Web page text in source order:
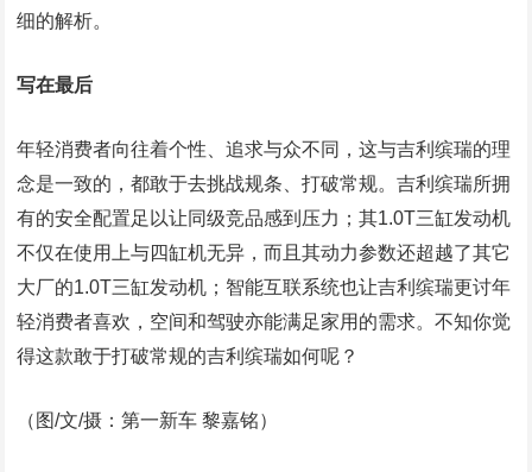
细的解析。
写在最后
年轻消费者向往着个性、追求与众不同，这与吉利缤瑞的理
念是一致的，都敢于去挑战规条、打破常规。吉利缤瑞所拥
有的安全配置足以让同级竞品感到压力；其1.0T三缸发动机
不仅在使用上与四缸机无异，而且其动力参数还超越了其它
大厂的1.0T三缸发动机；智能互联系统也让吉利缤瑞更讨年
轻消费者喜欢，空间和驾驶亦能满足家用的需求。不知你觉
得这款敢于打破常规的吉利缤瑞如何呢？
（图/文/摄：第一新车 黎嘉铭）